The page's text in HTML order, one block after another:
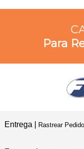
Para
Entrega | Rastrear Pedido